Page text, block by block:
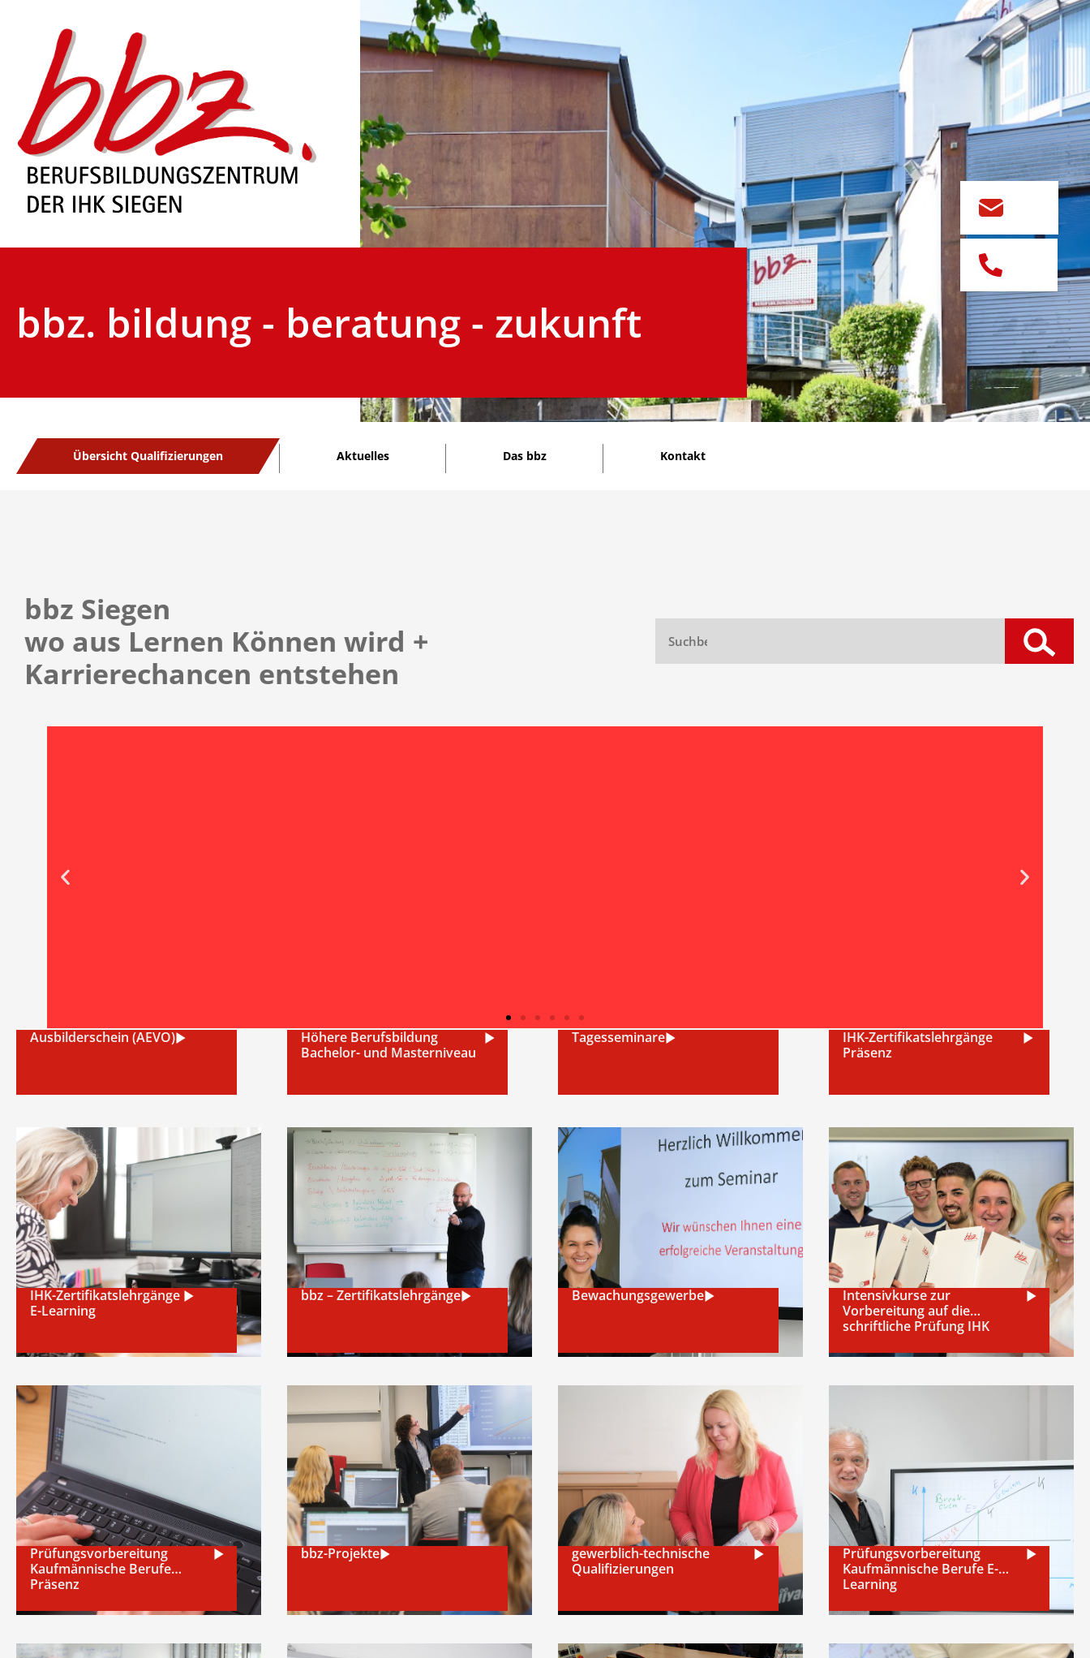
bbz. bildung - beratung - zukunft
Übersicht Qualifizierungen Aktuelles Das bbz Kontakt
bbz Siegen
wo aus Lernen Können wird +
Karrierechancen entstehen
Pneumatik für
Auszubildende
Nächster Kursstart: 24.08.2026.
Es sind noch Plätze frei – melden Sie sich jetzt an!
Ausbilderschein (AEVO)
Höhere Berufsbildung
Bachelor- und Masterniveau
Tagesseminare
IHK-Zertifikatslehrgänge
Präsenz
IHK-Zertifikatslehrgänge
E-Learning
bbz – Zertifikatslehrgänge Bewachungsgewerbe
Intensivkurse zur
Vorbereitung auf die
schriftliche Prüfung IHK
Prüfungsvorbereitung
Kaufmännische Berufe
Präsenz
bbz-Projekte
gewerblich-technische
Qualifizierungen
Prüfungsvorbereitung
Kaufmännische Berufe E-
Learning